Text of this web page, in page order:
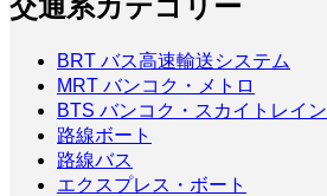
BRT バス高速輸送システム
MRT バンコク・メトロ
BTS バンコク・スカイトレイン
路線ボート
路線バス
エクスプレス・ボート